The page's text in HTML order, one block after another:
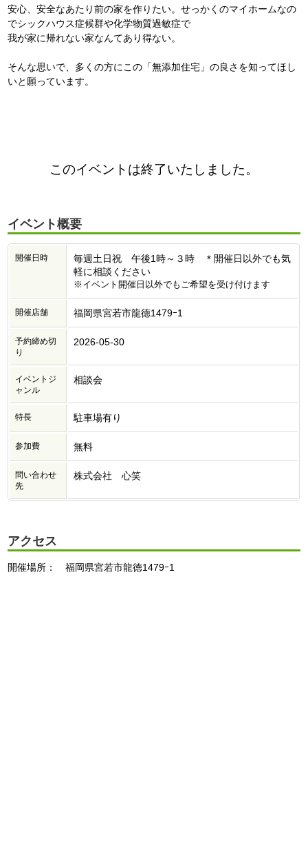
安心、安全なあたり前の家を作りたい。せっかくのマイホームなの
でシックハウス症候群や化学物質過敏症で
我が家に帰れない家なんてあり得ない。
そんな思いで、多くの方にこの「無添加住宅」の良さを知ってほし
いと願っています。
このイベントは終了いたしました。
イベント概要
開催日時
毎週土日祝 午後1時～３時 ＊開催日以外でも気
軽に相談ください
※イベント開催日以外でもご希望を受け付けます
開催店舗 福岡県宮若市龍徳1479ｰ1
予約締め切
り
2026-05-30
イベントジ
ャンル
相談会
特長 駐車場有り
参加費 無料
問い合わせ
先
株式会社 心笑
アクセス
開催場所： 福岡県宮若市龍徳1479ｰ1